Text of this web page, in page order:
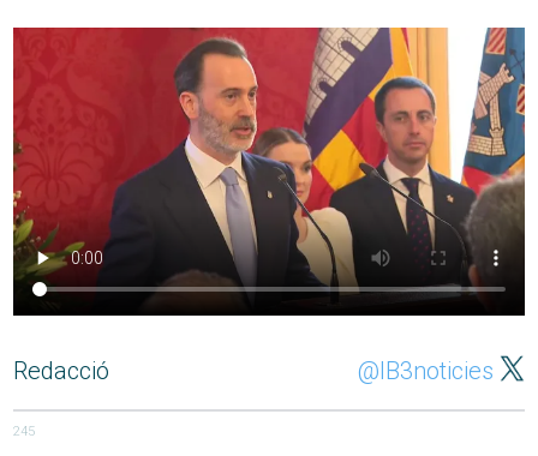
Redacció @IB3noticies
245